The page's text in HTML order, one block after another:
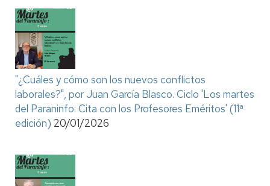
"¿Cuáles y cómo son los nuevos conflictos
laborales?", por Juan García Blasco. Ciclo 'Los martes
del Paraninfo: Cita con los Profesores Eméritos' (11ª
edición) 20/01/2026